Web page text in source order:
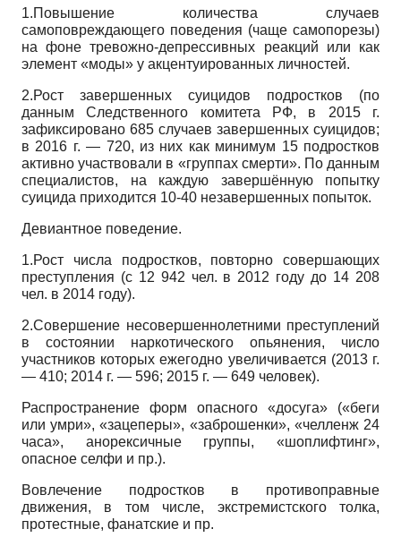
1.Повышение количества случаев
самоповреждающего поведения (чаще самопорезы)
на фоне тревожно-депрессивных реакций или как
элемент «моды» у акцентуированных личностей.
2.Рост завершенных суицидов подростков (по
данным Следственного комитета РФ, в 2015 г.
зафиксировано 685 случаев завершенных суицидов;
в 2016 г.— 720, из них как минимум 15 подростков
активно участвовали в «группах смерти». По данным
специалистов, на каждую завершённую попытку
суицида приходится 10-40 незавершенных попыток.
Девиантное поведение.
1.Рост числа подростков, повторно совершающих
преступления (с 12 942 чел. в 2012 году до 14 208
чел. в 2014 году).
2.Совершение несовершеннолетними преступлений
в состоянии наркотического опьянения, число
участников которых ежегодно увеличивается (2013 г.
— 410; 2014 г. — 596; 2015 г. — 649 человек).
Распространение форм опасного «досуга» («беги
или умри», «зацеперы», «заброшенки», «челленж 24
часа», анорексичные группы, «шоплифтинг»,
опасное селфи и пр.).
Вовлечение подростков в противоправные
движения, в том числе, экстремистского толка,
протестные, фанатские и пр.